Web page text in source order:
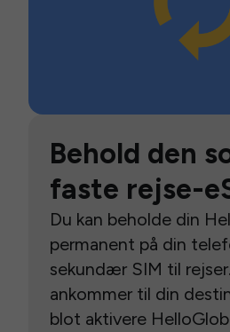
Behold den
faste rejse-
Du kan beholde din
permanent på din
sekundær SIM til
ankommer til din
blot aktivere